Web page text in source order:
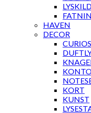
HAVEN
DECOR
KORT
KUNST